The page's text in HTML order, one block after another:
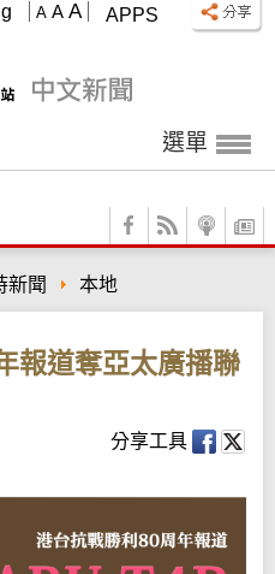
APPS
A A A
選單
新聞 本地
報道奪亞太廣播聯
分享工具